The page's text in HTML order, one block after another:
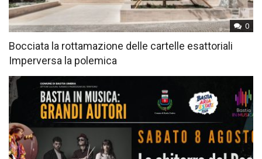
0
Bocciata la rottamazione delle cartelle esattoriali
Imperversa la polemica